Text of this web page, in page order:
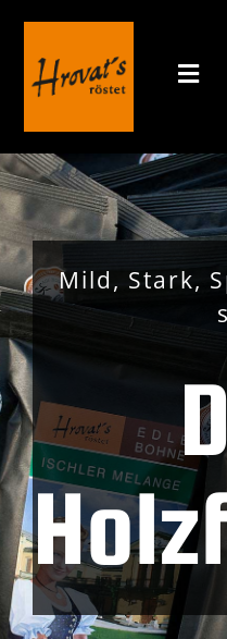
springen
Home
Mein Kaffee
Orte
Online Shop
Media
Kontakt
Mild, Stark,